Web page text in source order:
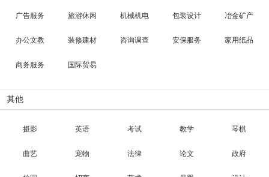
广告服务 旅游休闲 机械机电 包装设计 冶金矿产
办公文教 装修建材 咨询调查 安保服务 家用纸品
商务服务 国际贸易
其他
摄影 英语 考试 教学 琴棋
曲艺 宠物 法律 论文 政府